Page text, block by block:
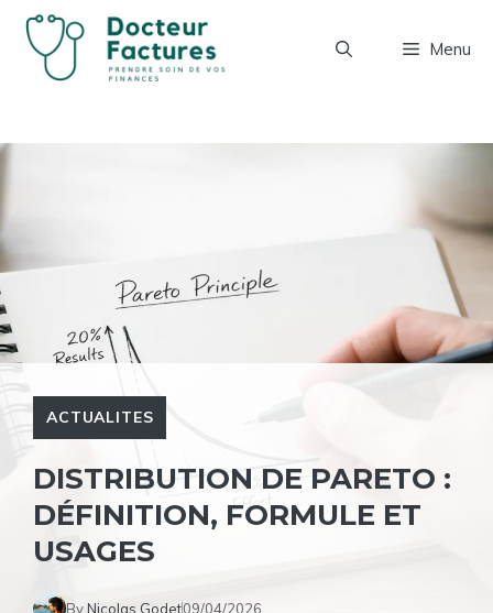
Aller
contenu
Menu
ACTUALITES
DISTRIBUTION DE PARETO :
DÉFINITION, FORMULE ET
USAGES
ByNicolas Godet09/04/2026